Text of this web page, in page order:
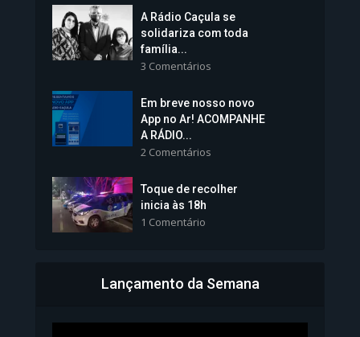
Vice-Prefeita Sheila Lemos
tomará posse nesta...
1.101 Modos de exibição
Bahia inicia emissão da
A Rádio Caçula se
solidariza com toda
família...
3 Comentários
Em breve nosso novo
App no Ar! ACOMPANHE
A RÁDIO...
2 Comentários
Toque de recolher
inicia às 18h
1 Comentário
Lançamento da Semana